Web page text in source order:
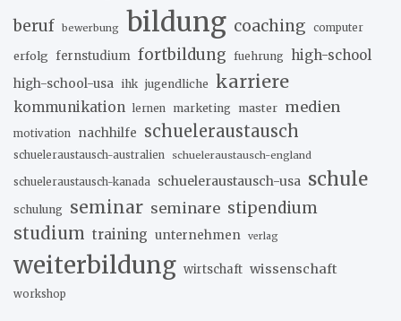
beruf bewerbung bildung coaching computer
erfolg fernstudium fortbildung fuehrung high-school
high-school-usa ihk jugendliche karriere
kommunikation lernen marketing master medien
motivation nachhilfe schueleraustausch
schueleraustausch-australien schueleraustausch-england
schueleraustausch-kanada schueleraustausch-usa schule
schulung seminar seminare stipendium
studium training unternehmen verlag
weiterbildung wirtschaft wissenschaft
workshop